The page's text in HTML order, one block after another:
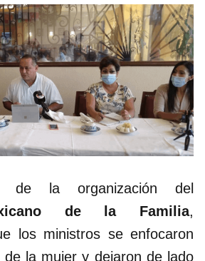
de la organización del
de la Familia,
los ministros se enfocaron
la mujer y dejaron de lado